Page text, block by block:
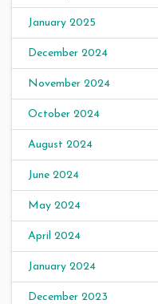
January 2025
December 2024
November 2024
October 2024
August 2024
June 2024
May 2024
April 2024
January 2024
December 2023